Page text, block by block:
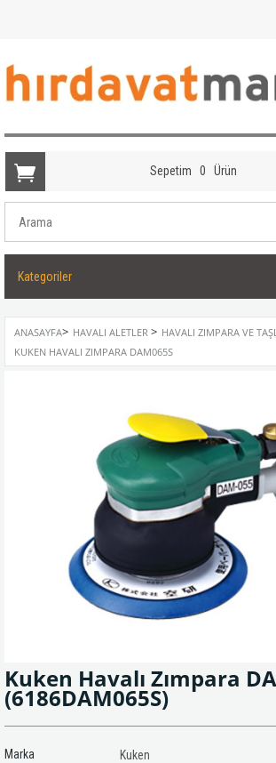
Sepetim 0 Ürün
Kategoriler
ANASAYFA> HAVALI ALETLER > HAVALI ZIMPARA VE
KUKEN HAVALI ZIMPARA DAM065S
Kuken Havalı Zımpara
(6186DAM065S)
Marka
Kuken